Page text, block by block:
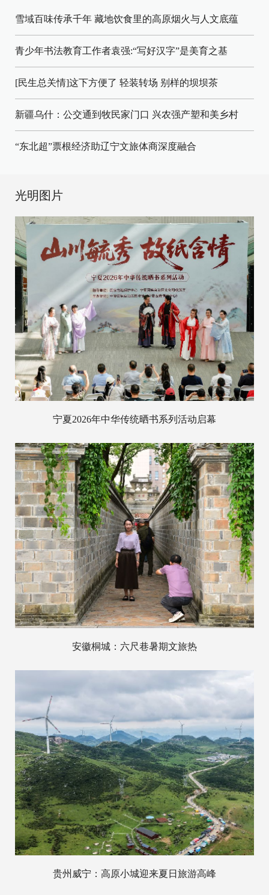
雪域百味传承千年 藏地饮食里的高原烟火与人文底蕴
青少年书法教育工作者袁强:“写好汉字”是美育之基
[民生总关情]这下方便了 轻装转场 别样的坝坝茶
新疆乌什：公交通到牧民家门口 兴农强产塑和美乡村
“东北超”票根经济助辽宁文旅体商深度融合
光明图片
宁夏2026年中华传统晒书系列活动启幕
安徽桐城：六尺巷暑期文旅热
贵州威宁：高原小城迎来夏日旅游高峰